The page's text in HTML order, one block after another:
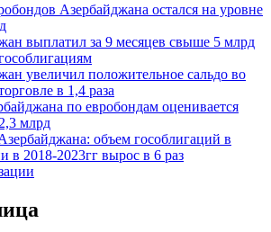
Азербайджана остался на уровне
выплатил за 9 месяцев свыше 5 млрд
увеличил положительное сальдо во
в 1,4 раза
по евробондам оценивается
млрд
объем гособлигаций в
в 2018-2023гг вырос в 6 раз